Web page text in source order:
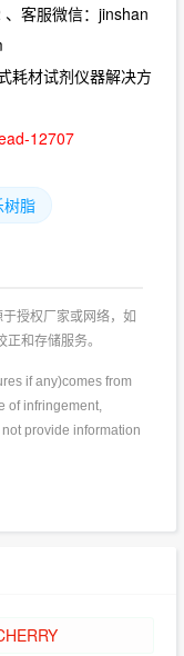
客服微信：jinshan
耗材试剂仪器解决方
12707
树脂
授权厂家或网络，如
和存储服务。
if any)comes from
of infringement,
provide information